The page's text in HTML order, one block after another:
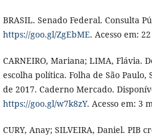
BRASIL. Senado Federal. Consulta
https://goo.gl/ZgEbME. Acesso em:
CARNEIRO, Mariana; LIMA, Flávia.
escolha política. Folha de São Paulo,
de 2017. Caderno Mercado.
https://goo.gl/w7k8zY. Acesso em: 3
CURY, Anay; SILVEIRA, Daniel. PIB